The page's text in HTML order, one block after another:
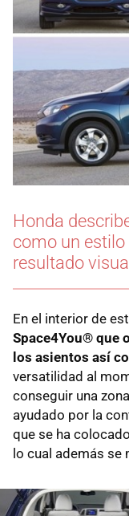
Honda
como un estilo
resultado
En el interior de
Space4You® que
los asientos así
versatilidad al
conseguir una
ayudado por la
que se ha
lo cual además se